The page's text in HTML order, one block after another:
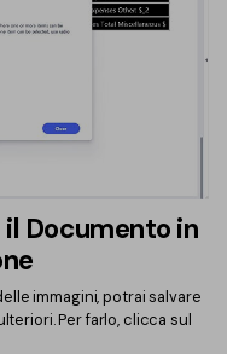
il Documento in
immagini, potrai salvare
Per farlo, clicca sul